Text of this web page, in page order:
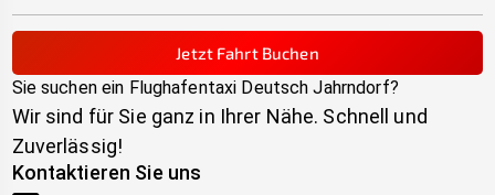
Jetzt Fahrt Buchen
Sie suchen ein Flughafentaxi Deutsch Jahrndorf?
Wir sind für Sie ganz in Ihrer Nähe. Schnell und
Zuverlässig!
Kontaktieren Sie uns